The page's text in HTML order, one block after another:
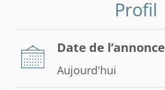
Profil
Date de l’annonce
Aujourd'hui